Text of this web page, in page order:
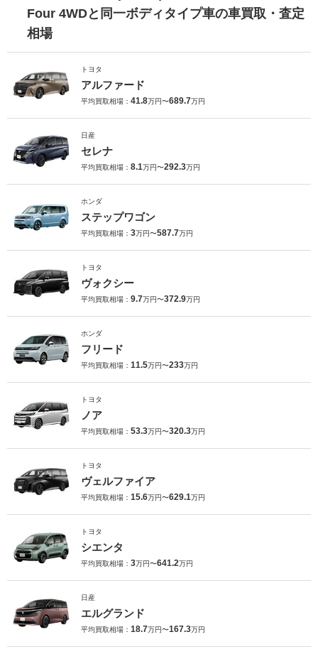
Four 4WDと同一ボディタイプ車の車買取・査定
相場
トヨタ
アルファード
平均買取相場： 41.8万円〜689.7万円
日産
セレナ
平均買取相場： 8.1万円〜292.3万円
ホンダ
ステップワゴン
平均買取相場： 3万円〜587.7万円
トヨタ
ヴォクシー
平均買取相場： 9.7万円〜372.9万円
ホンダ
フリード
平均買取相場： 11.5万円〜233万円
トヨタ
ノア
平均買取相場： 53.3万円〜320.3万円
トヨタ
ヴェルファイア
平均買取相場： 15.6万円〜629.1万円
トヨタ
シエンタ
平均買取相場： 3万円〜641.2万円
日産
エルグランド
平均買取相場： 18.7万円〜167.3万円